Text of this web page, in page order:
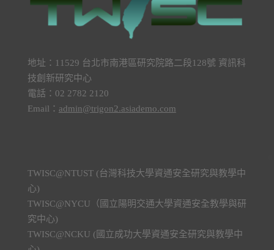
地址：11529 台北市南港區研究院路二段128號 資訊科
技創新研究中心
電話：02 2782 2120
Email： admin@trigon2.asiademo.com
TWISC@NTUST (台灣科技大學資通安全研究與教學中
心)
TWISC@NYCU（國立陽明交通大學資通安全教學與研
究中心)
TWISC@NCKU (國立成功大學資通安全研究與教學中